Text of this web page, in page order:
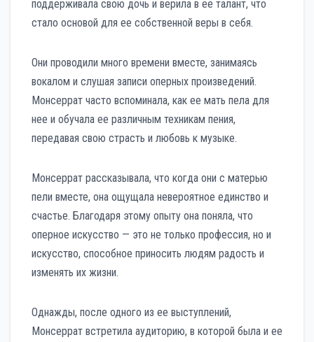
поддерживала свою дочь и верила в ее талант, что
стало основой для ее собственной веры в себя.
Они проводили много времени вместе, занимаясь
вокалом и слушая записи оперных произведений.
Монсеррат часто вспоминала, как ее мать пела для
нее и обучала ее различным техникам пения,
передавая свою страсть и любовь к музыке.
Монсеррат рассказывала, что когда они с матерью
пели вместе, она ощущала невероятное единство и
счастье. Благодаря этому опыту она поняла, что
оперное искусство — это не только профессия, но и
искусство, способное приносить людям радость и
изменять их жизни.
Однажды, после одного из ее выступлений,
Монсеррат встретила аудиторию, в которой была и ее